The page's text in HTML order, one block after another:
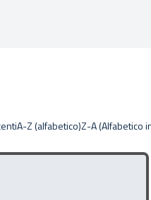
A-Z (alfabetico)Z-A (Alfabetico